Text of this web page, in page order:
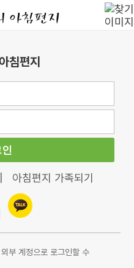
침편지
아침편지 가족되기
부 계정으로 로그인할 수